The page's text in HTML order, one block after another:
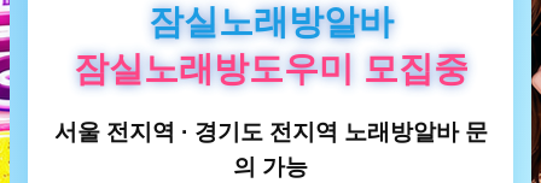
잠실노래방알바
잠실노래방도우미 모집중
서울 전지역 · 경기도 전지역 노래방알바 문
의 가능